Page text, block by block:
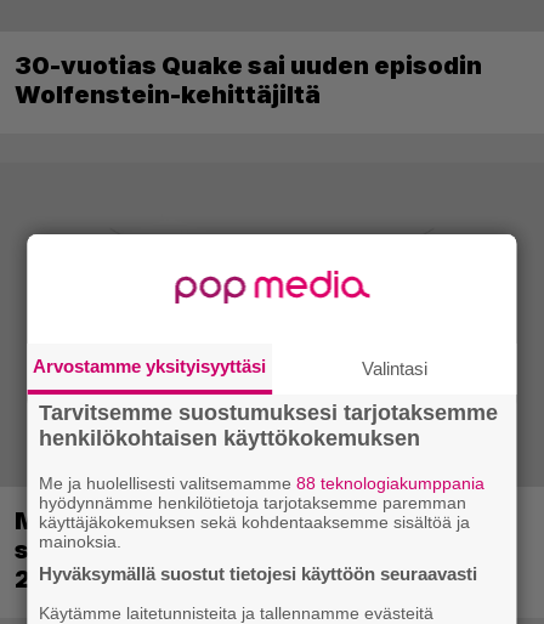
30-vuotias Quake sai uuden episodin
Wolfenstein-kehittäjiltä
Metsästyssimulaattorin jatko-osa
saapuu ensi kuussa – Way of the Hunter
2 päivättiin
Arvostamme yksityisyyttäsi Valintasi
Tarvitsemme suostumuksesi tarjotaksemme
henkilökohtaisen käyttökokemuksen
Me ja huolellisesti valitsemamme88 teknologiakumppania
hyödynnämme henkilötietoja tarjotaksemme paremman
käyttäjäkokemuksen sekä kohdentaaksemme sisältöä ja
mainoksia.
Hyväksymällä suostut tietojesi käyttöön seuraavasti
Käytämme laitetunnisteita ja tallennamme evästeitä